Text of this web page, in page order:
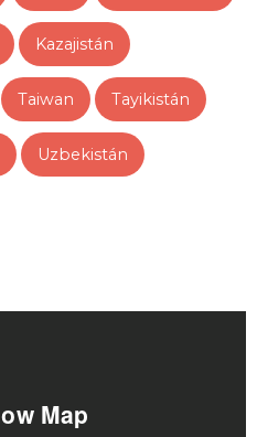
Kazajistán
Taiwan Tayikistán
Uzbekistán